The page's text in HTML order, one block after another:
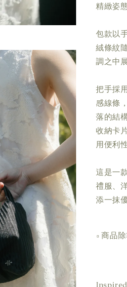
精緻姿態
包款以
絨條紋
調之中
把手採
感線條
落的結
收納卡
用便利
這是一
禮服、
添一抹
▫ 商品